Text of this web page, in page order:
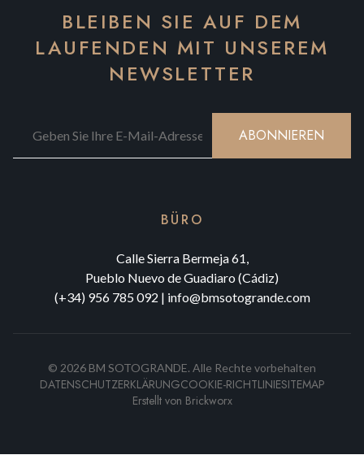
BLEIBEN SIE AUF DEM
LAUFENDEN MIT UNSEREM
NEWSLETTER
ABONNIEREN
BÜRO
Calle Sierra Bermeja 61,
Pueblo Nuevo de Guadiaro (Cádiz)
(+34) 956 785 092 | info@bmsotogrande.com
© 2026 BM SOTOGRANDE. Alle Rechte vorbehalten
DATENSCHUTZERKLÄRUNGCOOKIE-RICHTLINIESITEMAP
Erstellt von Brickworx